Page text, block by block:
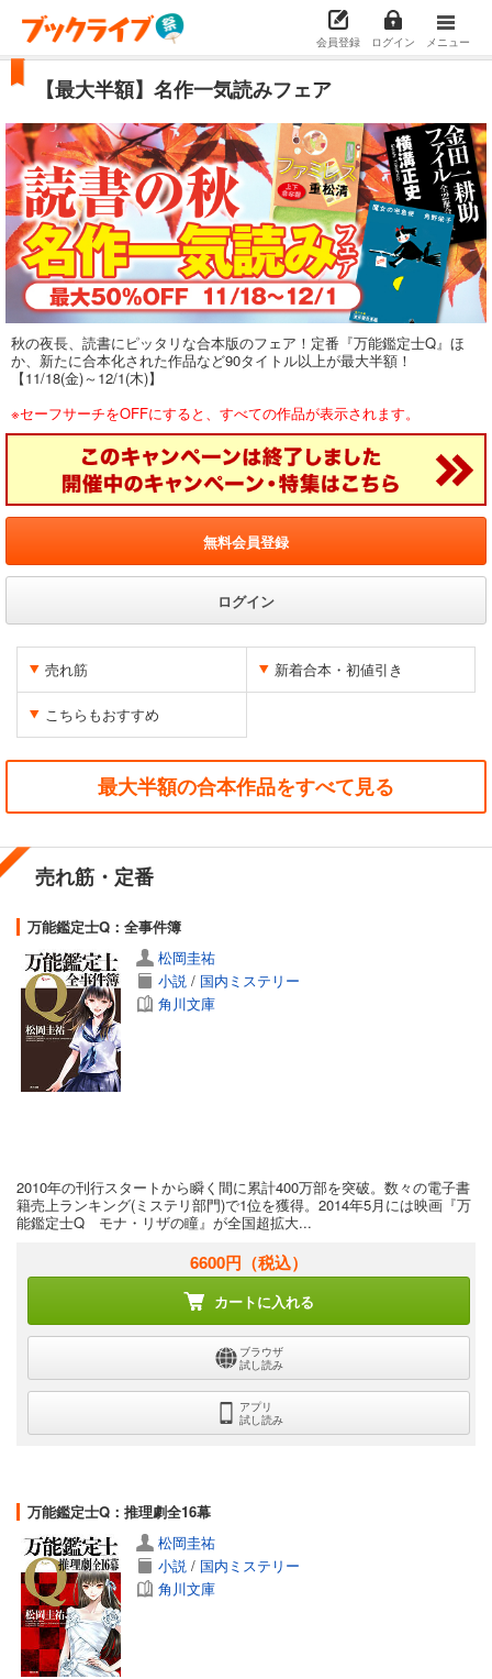
会員登録 ログイン メニュー
【最大半額】名作一気読みフェア
秋の夜長、読書にピッタリな合本版のフェア！定番『万能鑑定士Q』ほ
か、新たに合本化された作品など90タイトル以上が最大半額！
【11/18(金)～12/1(木)】
※セーフサーチをOFFにすると、すべての作品が表示されます。
無料会員登録
ログイン
売れ筋 新着合本・初値引き
こちらもおすすめ
最大半額の合本作品をすべて見る
売れ筋・定番
万能鑑定士Q：全事件簿
松岡圭祐
小説 / 国内ミステリー
角川文庫
2010年の刊行スタートから瞬く間に累計400万部を突破。数々の電子書
籍売上ランキング(ミステリ部門)で1位を獲得。2014年5月には映画『万
能鑑定士Q モナ・リザの瞳』が全国超拡大...
6600円 （税込）
カートに入れる
ブラウザ
試し読み
アプリ
試し読み
万能鑑定士Q：推理劇全16幕
松岡圭祐
小説 / 国内ミステリー
角川文庫